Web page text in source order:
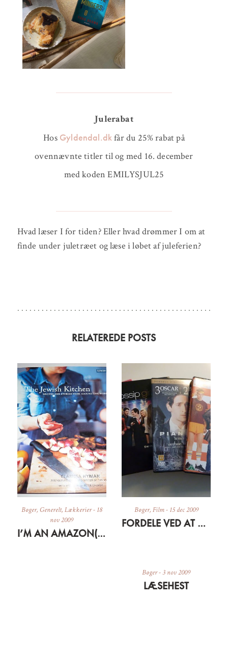
Julerabat
HosGyldendal.dkfår du 25% rabat på
ovennævnte titler til og med 16. december
med koden EMILYSJUL25
Hvad læser I for tiden? Eller hvad drømmer I om at
finde under juletræet og læse i løbet af juleferien?
RELATEREDE POSTS
Bøger, Generelt, Lækkerier- 18
nov 2009
I’M AN AMAZON(E) AND A JEWISH WANNABE
Bøger, Film- 15 dec 2009
FORDELE VED AT VÆRE SYG
Bøger-3 nov 2009
LÆSEHEST